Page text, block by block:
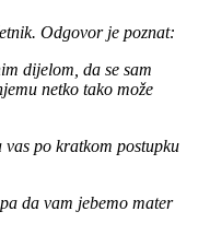
Odgovor je poznat:
dijelom, da se sam
netko tako može
po kratkom postupku
da vam jebemo mater